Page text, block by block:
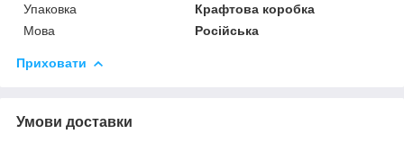
Упаковка
Крафтова коробка
Мова
Російська
Приховати
Умови доставки